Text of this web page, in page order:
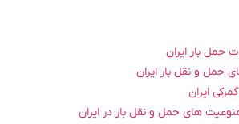
حمل بار ایران
حمل و نقل بار ایران
ایران
های حمل و نقل بار در ایران